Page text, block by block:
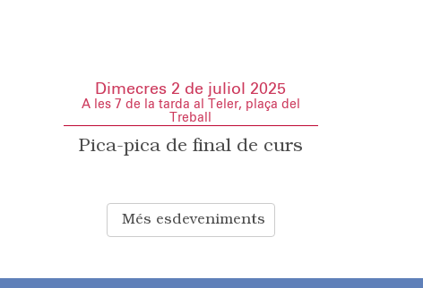
Dimecres 2 de juliol 2025
A les 7 de la tarda al Teler, plaça del
Treball
Pica-pica de final de curs
Més esdeveniments